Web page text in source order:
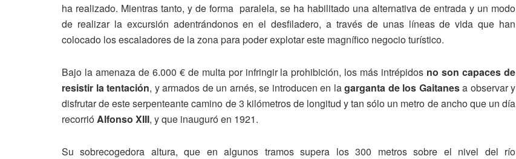
ha realizado. Mientras tanto, y de forma paralela, se ha habilitado una alternativa de entrada y un modo
de realizar la excursión adentrándonos en el desfiladero, a través de unas líneas de vida que han
colocado los escaladores de la zona para poder explotar este magnífico negocio turístico.
Bajo la amenaza de 6.000 € de multa por infringir la prohibición, los más intrépidos no son capaces de
resistir la tentación, y armados de un arnés, se introducen en lagarganta de los Gaitanesa observar y
disfrutar de este serpenteante camino de 3 kilómetros de longitud y tan sólo un metro de ancho que un día
recorrióAlfonso XIII, y que inauguró en 1921.
Su sobrecogedora altura, que en algunos tramos supera los 300 metros sobre el nivel del río